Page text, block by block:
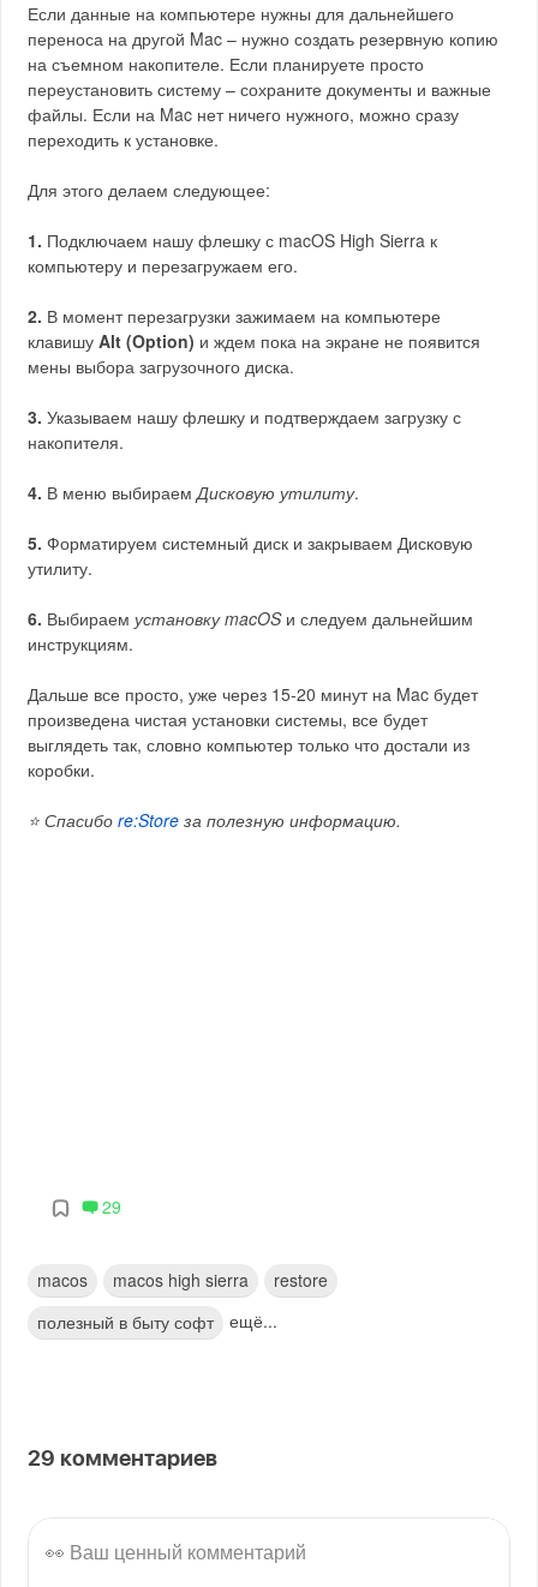
Если данные на компьютере нужны для дальнейшего
переноса на другой Mac – нужно создать резервную копию
на съемном накопителе. Если планируете просто
переустановить систему – сохраните документы и важные
файлы. Если на Mac нет ничего нужного, можно сразу
переходить к установке.
Для этого делаем следующее:
1. Подключаем нашу флешку с macOS High Sierra к
компьютеру и перезагружаем его.
2. В момент перезагрузки зажимаем на компьютере
клавишуAlt (Option) и ждем пока на экране не появится
мены выбора загрузочного диска.
3. Указываем нашу флешку и подтверждаем загрузку с
накопителя.
4. В меню выбираемДисковую утилиту.
5. Форматируем системный диск и закрываем Дисковую
утилиту.
6. Выбираемустановку macOSи следуем дальнейшим
инструкциям.
Дальше все просто, уже через 15-20 минут на Mac будет
произведена чистая установки системы, все будет
выглядеть так, словно компьютер только что достали из
коробки.
⭐ Спасибоre:Store за полезную информацию.
29
macos macos high sierra
restore
полезный в быту софт
ещё...
29 комментариев